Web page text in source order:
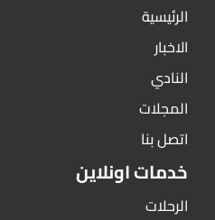
الرئيسية
الاخبار
النادي
المجلات
اتصل بنا
خدمات اونلاين
الرحلات